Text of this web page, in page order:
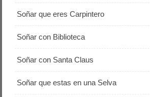
Soñar que eres Carpintero
Soñar con Biblioteca
Soñar con Santa Claus
Soñar que estas en una Selva